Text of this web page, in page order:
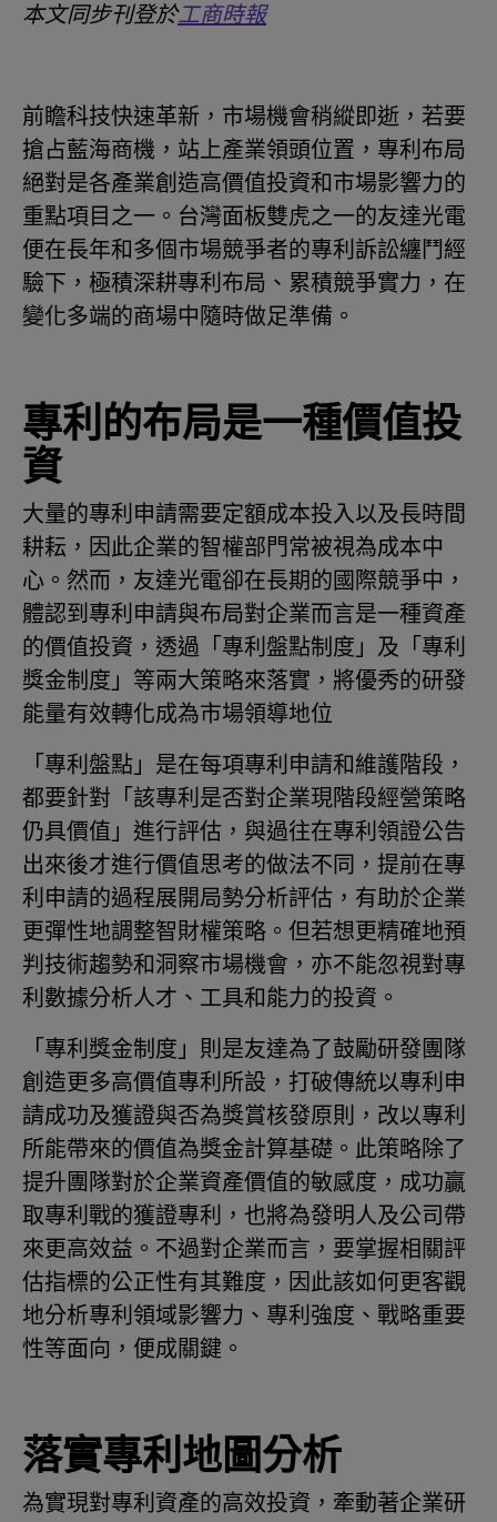
本文同步刊登於工商時報
前瞻科技快速革新，市場機會稍縱即逝，若要
搶占藍海商機，站上產業領頭位置，專利布局
絕對是各產業創造高價值投資和市場影響力的
重點項目之一。台灣面板雙虎之一的友達光電
便在長年和多個市場競爭者的專利訴訟纏鬥經
驗下，極積深耕專利布局、累積競爭實力，在
變化多端的商場中隨時做足準備。
專利的布局是一種價值投
資
大量的專利申請需要定額成本投入以及長時間
耕耘，因此企業的智權部門常被視為成本中
心。然而，友達光電卻在長期的國際競爭中，
體認到專利申請與布局對企業而言是一種資產
的價值投資，透過「專利盤點制度」及「專利
獎金制度」等兩大策略來落實，將優秀的研發
能量有效轉化成為市場領導地位
「專利盤點」是在每項專利申請和維護階段，
都要針對「該專利是否對企業現階段經營策略
仍具價值」進行評估，與過往在專利領證公告
出來後才進行價值思考的做法不同，提前在專
利申請的過程展開局勢分析評估，有助於企業
更彈性地調整智財權策略。但若想更精確地預
判技術趨勢和洞察市場機會，亦不能忽視對專
利數據分析人才、工具和能力的投資。
「專利獎金制度」則是友達為了鼓勵研發團隊
創造更多高價值專利所設，打破傳統以專利申
請成功及獲證與否為獎賞核發原則，改以專利
所能帶來的價值為獎金計算基礎。此策略除了
提升團隊對於企業資產價值的敏感度，成功贏
取專利戰的獲證專利，也將為發明人及公司帶
來更高效益。不過對企業而言，要掌握相關評
估指標的公正性有其難度，因此該如何更客觀
地分析專利領域影響力、專利強度、戰略重要
性等面向，便成關鍵。
落實專利地圖分析
為實現對專利資產的高效投資，牽動著企業研